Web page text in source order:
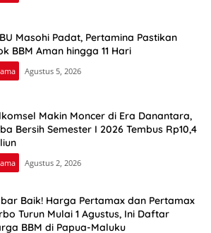
Masohi Padat, Pertamina Pastikan
BBM Aman hingga 11 Hari
Agustus 5, 2026
Makin Moncer di Era Danantara,
Bersih Semester I 2026 Tembus Rp10,4
Agustus 2, 2026
Baik! Harga Pertamax dan Pertamax
Turun Mulai 1 Agustus, Ini Daftar
BBM di Papua-Maluku